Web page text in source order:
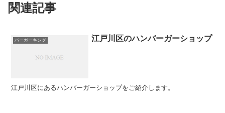
関連記事
バーガーキング 江戸川区のハンバーガーショップ
江戸川区にあるハンバーガーショップをご紹介します。